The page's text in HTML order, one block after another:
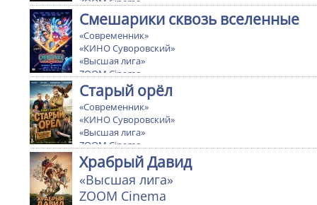
Ultra cinema
Смешарики сквозь вселенные
«Современник»
«КИНО Суворовский»
«Высшая лига»
ZOOM Cinema
Ultra cinema
Старый орёл
«Современник»
«КИНО Суворовский»
«Высшая лига»
ZOOM Cinema
Храбрый Давид
«Высшая лига»
ZOOM Cinema